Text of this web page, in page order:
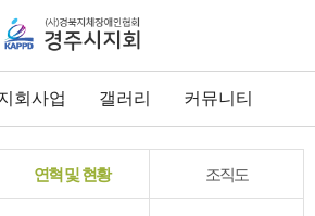
회사업 갤러리 커뮤니티
연혁 및 현황 조직도